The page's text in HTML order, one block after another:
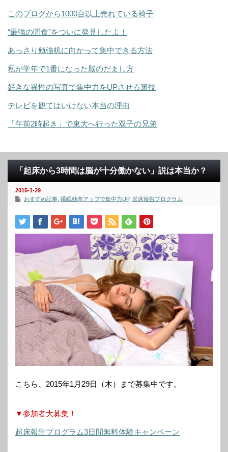
このブログから1000台以上売れている椅子
“最強の間食”をついに発見したよ！
あっさり勉強机に向かって集中できる方法
私が学年で1番になった脳のだまし方
好きな異性の写真で集中力をUPさせる裏技
テレビを観てはいけない本当の理由
「午前2時起き」で東大へ行った双子の兄弟
「起床から3時間は脳が十分働かない」説は本当か？
2015-1-29
おすすめ記事 睡眠効率アップで集中力UP, 起床報告プログラム
こちら、2015年1月29日（木）まで募集中です。
▼参加者大募集！
起床報告プログラム3日間無料体験キャンペーン